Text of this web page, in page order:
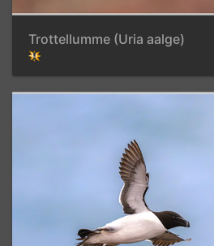
Trottellumme (Uria aalge)